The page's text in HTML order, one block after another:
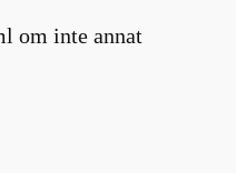
om inte annat